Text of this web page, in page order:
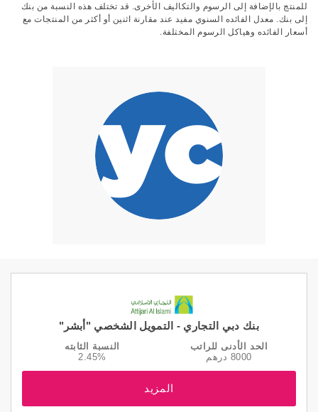
للمنتج بالإضافة إلى الرسوم والتكاليف الأخرى. قد تختلف هذه النسبة من بنك
إلى بنك. معدل الفائده السنوي مفيد عند مقارنة اثنين أو أكثر من المنتجات مع
أسعار الفائده وهياكل الرسوم المختلفة.
بنك دبي التجاري - التمويل الشخصي "أبشر"
الحد الأدنى للراتب
8000 درهم
النسبة الثابته
2.45%
المزيد